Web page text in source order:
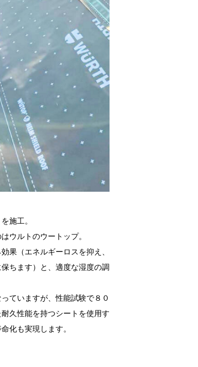
施工。
ウルトのウートップ。
果（エネルギーロスを抑え、
ちます）と、適度な湿度の調
ていますが、性能試験で８０
久性能を持つシートを使用す
化も実現します。